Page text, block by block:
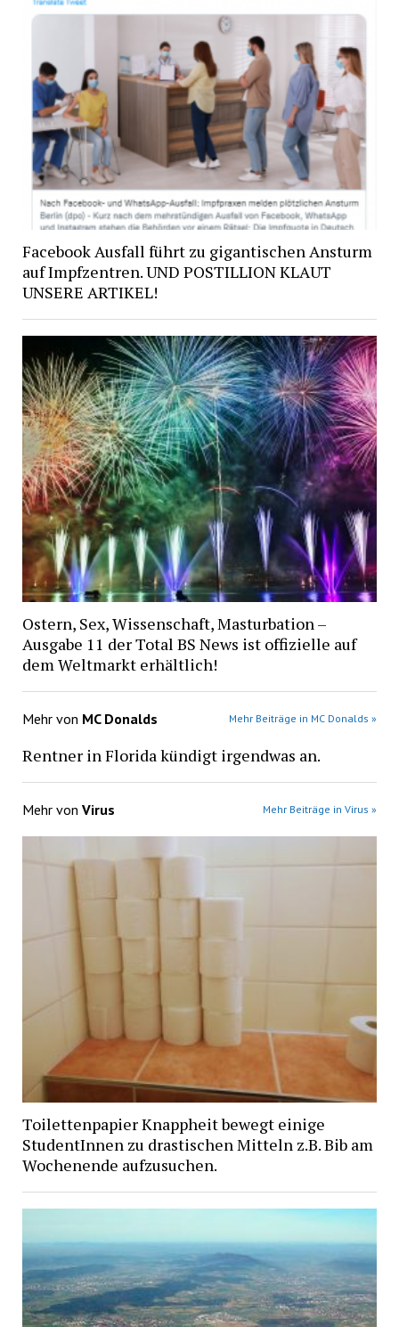
Facebook Ausfall führt zu gigantischen Ansturm
auf Impfzentren. UND POSTILLION KLAUT
UNSERE ARTIKEL!
Ostern, Sex, Wissenschaft, Masturbation –
Ausgabe 11 der Total BS News ist offizielle auf
dem Weltmarkt erhältlich!
Mehr von MC Donalds Mehr Beiträge in MC Donalds »
Rentner in Florida kündigt irgendwas an.
Mehr von Virus Mehr Beiträge in Virus »
Toilettenpapier Knappheit bewegt einige
StudentInnen zu drastischen Mitteln z.B. Bib am
Wochenende aufzusuchen.